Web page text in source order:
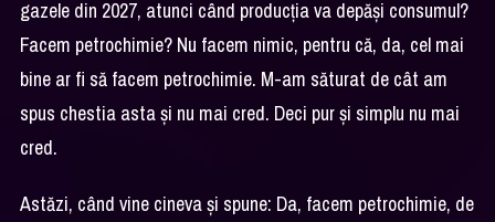
gazele din 2027, atunci când producția va depăși consumul?
Facem petrochimie? Nu facem nimic, pentru că, da, cel mai
bine ar fi să facem petrochimie. M-am săturat de cât am
spus chestia asta și nu mai cred. Deci pur și simplu nu mai
cred.
Astăzi, când vine cineva și spune: Da, facem petrochimie, de